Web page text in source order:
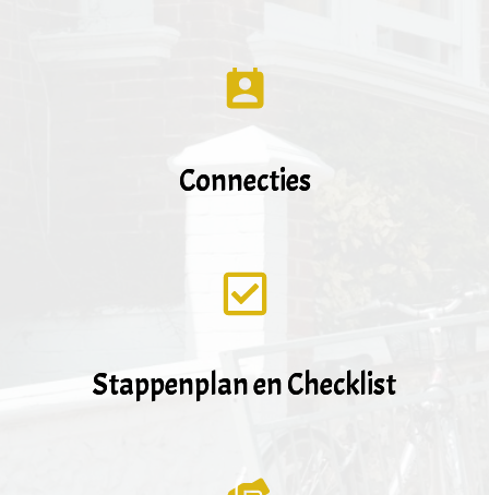
Connecties
Stappenplan en Checklist